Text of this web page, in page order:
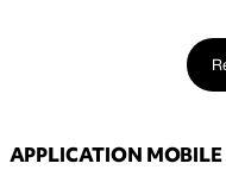
APPLICATION MOBILE